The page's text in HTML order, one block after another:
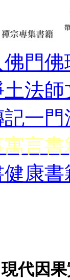
門佛
土法師
記一門
言書
健康書
現代因